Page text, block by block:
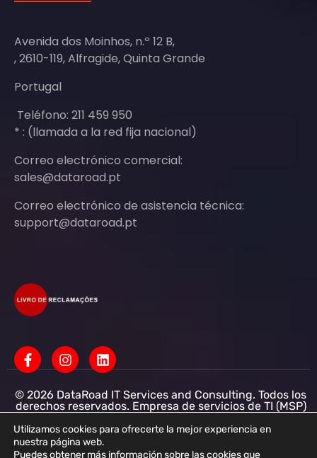
Avenida dos Moinhos, n.º 12 B,
, 2610-119, Alfragide, Quinta Grande
Portugal
Teléfono: 211 459 950
* : (llamada a la red fija nacional)
Correo electrónico comercial:
sales@dataroad.pt
Correo electrónico de asistencia técnica:
support@dataroad.pt
© 2026 DataRoad IT Services and Consulting. Todos los
derechos reservados. Empresa de servicios de TI (MSP)
Servicios informáticos - Asistencia informática - Redes
informáticas para empresas - Soporte informático
Utilizamos cookies para ofrecerte la mejor experiencia en
nuestra página web.
Puedes obtener más información sobre las cookies que